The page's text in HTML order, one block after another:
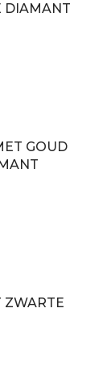
DIAMANT
GOUD
ZWARTE